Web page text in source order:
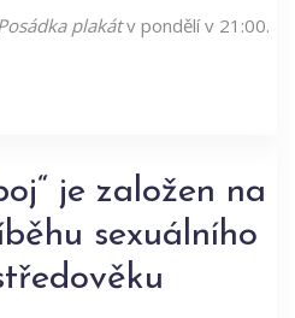
Posádka plakátv pondělí v 21:00.
je založen na
sexuálního